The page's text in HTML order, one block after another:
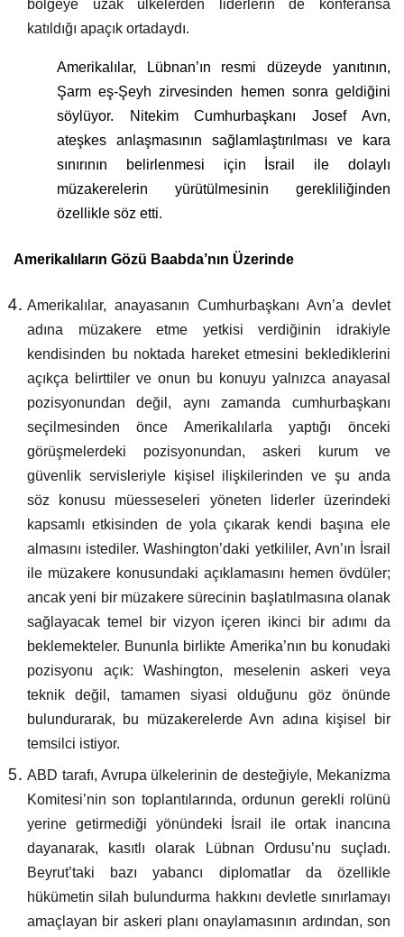
bölgeye uzak ülkelerden liderlerin de konferansa
katıldığı apaçık ortadaydı.
Amerikalılar, Lübnan’ın resmi düzeyde yanıtının,
Şarm eş-Şeyh zirvesinden hemen sonra geldiğini
söylüyor. Nitekim Cumhurbaşkanı Josef Avn,
ateşkes anlaşmasının sağlamlaştırılması ve kara
sınırının belirlenmesi için İsrail ile dolaylı
müzakerelerin yürütülmesinin gerekliliğinden
özellikle söz etti.
Amerikalıların Gözü Baabda’nın Üzerinde
Amerikalılar, anayasanın Cumhurbaşkanı Avn’a devlet
adına müzakere etme yetkisi verdiğinin idrakiyle
kendisinden bu noktada hareket etmesini beklediklerini
açıkça belirttiler ve onun bu konuyu yalnızca anayasal
pozisyonundan değil, aynı zamanda cumhurbaşkanı
seçilmesinden önce Amerikalılarla yaptığı önceki
görüşmelerdeki pozisyonundan, askeri kurum ve
güvenlik servisleriyle kişisel ilişkilerinden ve şu anda
söz konusu müesseseleri yöneten liderler üzerindeki
kapsamlı etkisinden de yola çıkarak kendi başına ele
almasını istediler. Washington’daki yetkililer, Avn’ın İsrail
ile müzakere konusundaki açıklamasını hemen övdüler;
ancak yeni bir müzakere sürecinin başlatılmasına olanak
sağlayacak temel bir vizyon içeren ikinci bir adımı da
beklemekteler. Bununla birlikte Amerika’nın bu konudaki
pozisyonu açık: Washington, meselenin askeri veya
teknik değil, tamamen siyasi olduğunu göz önünde
bulundurarak, bu müzakerelerde Avn adına kişisel bir
temsilci istiyor.
ABD tarafı, Avrupa ülkelerinin de desteğiyle, Mekanizma
Komitesi’nin son toplantılarında, ordunun gerekli rolünü
yerine getirmediği yönündeki İsrail ile ortak inancına
dayanarak, kasıtlı olarak Lübnan Ordusu’nu suçladı.
Beyrut’taki bazı yabancı diplomatlar da özellikle
hükümetin silah bulundurma hakkını devletle sınırlamayı
amaçlayan bir askeri planı onaylamasının ardından, son